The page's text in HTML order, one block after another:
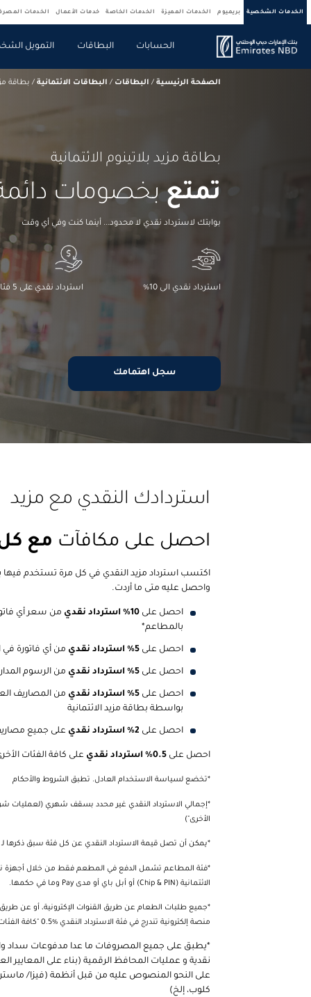
الخدمات الشخصية بريميوم الخدمات المميزة الخدمات الخاصة خدمات الأعمال الخدمات
الحسابات البطاقات التمويل
الصفحة الرئيسية / البطاقات / البطاقات الائتمانية / بطاقة
بطاقة مزيد بلاتينوم الائتمانية
تمتعبخصومات
بوابتك لاسترداد نقدي لا محدود... أينما كنت وفي أي وقت
استرداد نقدي الى 10% استرداد نقدي على 5 فئات
سجل اهتمامك
استردادك النقدي مع مزيد
احصل على مكافآت مع
اكتسب استرداد مزيد النقدي في كل مرة تستخدم فيها
واحصل عليه متى ما أردت.
احصل على 10% استرداد نقدي
من سعر أي
بالمطاعم*
احصل على 5% استرداد نقدي من أي فاتورة في
احصل على 5% استرداد نقدي من الرسوم
احصل على 5% استرداد نقدي
من المصاريف
بواسطة بطاقة مزيد الائتمانية
احصل على 2% استرداد نقدي على جميع
احصل على 0.5% استرداد نقدي على كافة الفئات
*تخضع لسياسة الاستخدام العادل. تطبق الشروط والأحكام
*إجمالي الاسترداد النقدي غير محدد بسقف شهري (لعمليات
الأخرى")
*يمكن أن تصل قيمة الاسترداد النقدي عن كل فئة سبق ذكرها لـ 200
الائتمانية (Chip & PIN) أو أبل باي أو مدى Pay وما في حكمها.
*جميع طلبات الطعام عن طريق القنوات الإكترونية، أو عن
منصة إلكترونية تندرج في فئة الاسترداد النقدي %0.5 "كافة الفئات الأخرى".
*يطبق على جميع المصروفات ما عدا مدفوعات سداد
نقدية و عمليات المحافظ الرقمية (بناء على المعايير
على النحو المنصوص عليه من قبل أنظمة (فيزا/
كلوب، إلخ)